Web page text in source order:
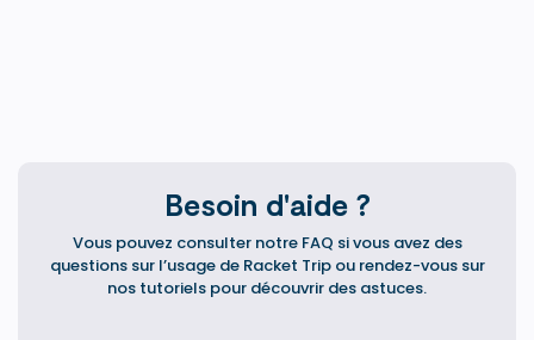
Besoin d'aide ?
Vous pouvez consulter notre FAQ si vous avez des
questions sur l’usage de Racket Trip ou rendez-vous sur
nos tutoriels pour découvrir des astuces.